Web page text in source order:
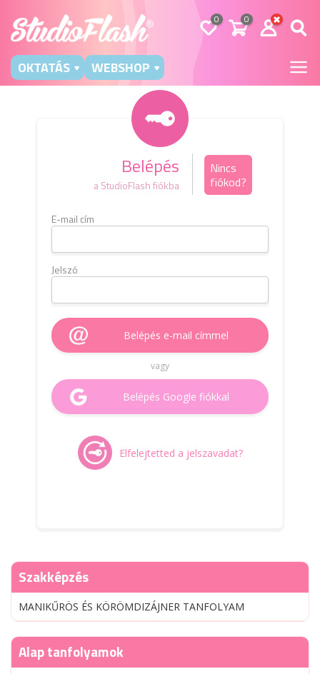
0 0
OKTATÁS WEBSHOP
Belépés
a StudioFlash fiókba
Nincs
fiókod?
E-mail cím
Jelszó
Belépés e-mail címmel
vagy
Belépés Google fiókkal
Elfelejtetted a jelszavadat?
Szakképzés
MANIKŰRÖS ÉS KÖRÖMDIZÁJNER TANFOLYAM
Alap tanfolyamok